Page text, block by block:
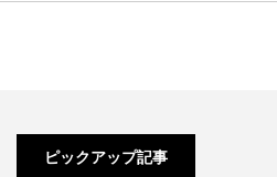
ジャケット×スキニー
ピックアップ記事